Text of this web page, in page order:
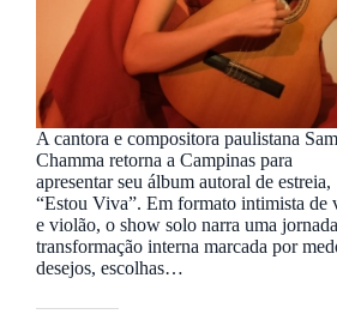
A cantora e compositora paulistana
Chamma retorna a Campinas para
apresentar seu álbum autoral de estreia,
“Estou Viva”. Em formato intimista de
e violão, o show solo narra uma
transformação interna marcada por
desejos, escolhas…